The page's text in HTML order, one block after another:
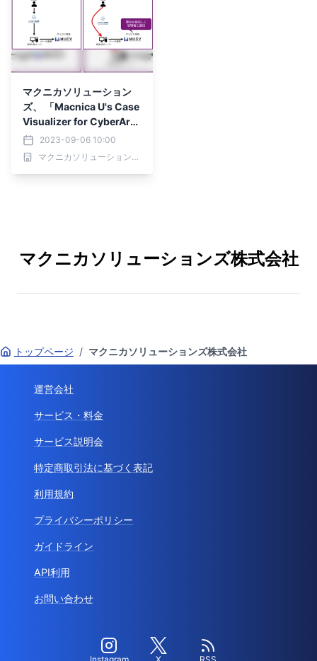
マクニカソリューション
ズ、 「Macnica U's Case
Visualizer for CyberAr
k」を提供開始
2023-09-06 10:00
マクニカソリューションズ株式会社
マクニカソリューションズ株式会社
トップページ / マクニカソリューションズ株式会社
運営会社
サービス・料金
サービス説明会
特定商取引法に基づく表記
利用規約
プライバシーポリシー
ガイドライン
API利用
お問い合わせ